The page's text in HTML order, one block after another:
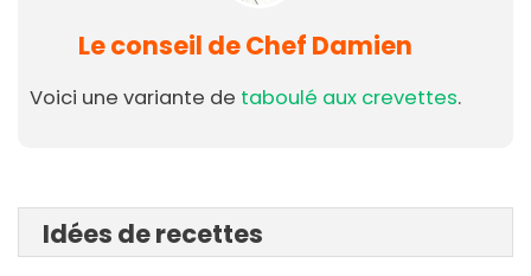
Le conseil de Chef Damien
Voici une variante de taboulé aux crevettes.
Idées de recettes